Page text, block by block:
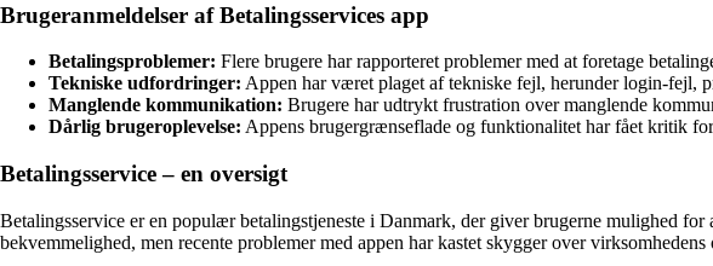
Brugeranmeldelser af Betalingsservices app
Betalingsproblemer: Flere brugere har rapporteret problemer med at foretage
Tekniske udfordringer: Appen har været plaget af tekniske fejl, herunder login-fejl,
Manglende kommunikation: Brugere har udtrykt frustration over manglende
Dårlig brugeroplevelse: Appens brugergrænseflade og funktionalitet har fået kritik
Betalingsservice – en oversigt
Betalingsservice er en populær betalingstjeneste i Danmark, der giver brugerne mulighed
bekvemmelighed, men recente problemer med appen har kastet skygger over virksomhedens